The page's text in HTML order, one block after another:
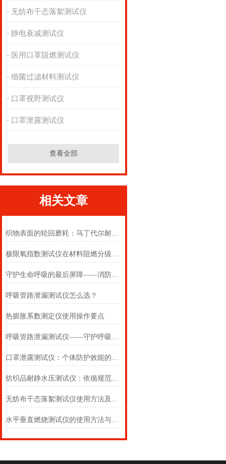
无纺布干态落絮测试仪
静电衰减测试仪
医用口罩阻燃测试仪
细菌过滤材料测试仪
口罩视野测试仪
口罩泄露测试仪
查看全部
相关文章
织物表面的轮回磨耗：马丁代尔耐磨仪在多点轨迹与压力恒定下的耐用叙事
极限氧指数测试仪在材料阻燃分级中的浓度边界判定
守护生命呼吸的最后屏障——消防自救呼吸器防护性能测试仪的全面检测
呼吸管路泄漏测试仪怎么选？
热膨胀系数测定仪使用操作要点
呼吸管路泄漏测试仪——守护呼吸类医疗器械安全的精密检测方案
口罩泄露测试仪：个体防护效能的科学评估仪器
纺织品耐静水压测试仪：依循规范，精准测防渗
无纺布干态落絮测试仪使用方法及注意事项详解
水平垂直燃烧测试仪的使用方法与注意事项